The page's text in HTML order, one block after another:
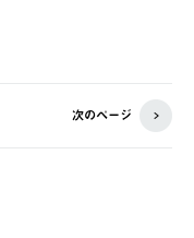
次のページ